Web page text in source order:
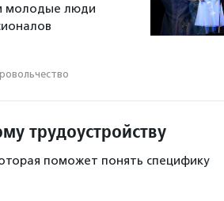
молодые люди
трудоустройству
поможет понять специфику